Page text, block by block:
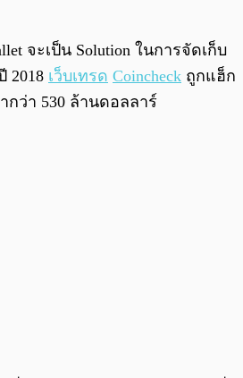
จะเป็น Solution ในการจัดเก็บ
2018 เว็บเทรด Coincheck ถูกแฮ็ก
กว่า 530 ล้านดอลลาร์